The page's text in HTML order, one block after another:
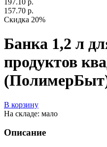
157.70 р.
Скидка 20%
Банка 1,2 л
продуктов
В корзину
На складе: мало
Описание